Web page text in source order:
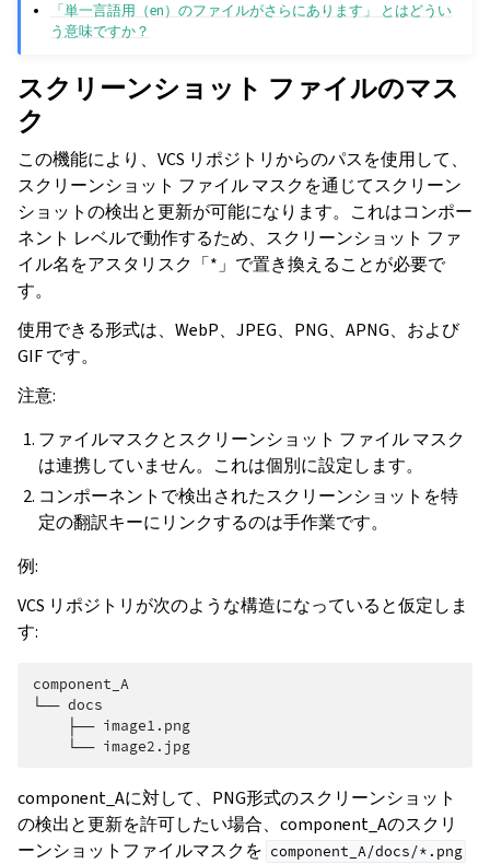
「単一言語用（en）のファイルがさらにあります」 とはどうい
う意味ですか？
スクリーンショット ファイルのマス
ク
この機能により、VCS リポジトリからのパスを使用して、
スクリーンショット ファイル マスクを通じてスクリーン
ショットの検出と更新が可能になります。これはコンポー
ネント レベルで動作するため、スクリーンショット ファ
イル名をアスタリスク「*」で置き換えることが必要で
す。
使用できる形式は、WebP、JPEG、PNG、APNG、および
GIF です。
注意:
ファイルマスクとスクリーンショット ファイル マスク
は連携していません。これは個別に設定します。
コンポーネントで検出されたスクリーンショットを特
定の翻訳キーにリンクするのは手作業です。
例:
VCS リポジトリが次のような構造になっていると仮定しま
す:
component_A
└── docs
    ├── image1.png
component_Aに対して、PNG形式のスクリーンショット
の検出と更新を許可したい場合、component_Aのスクリ
ーンショットファイルマスクを component_A/docs/*.png